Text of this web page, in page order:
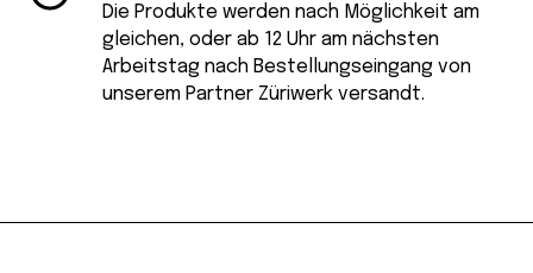
Die Produkte werden nach Möglichkeit am
gleichen, oder ab 12 Uhr am nächsten
Arbeitstag nach Bestellungseingang von
unserem Partner Züriwerk versandt.